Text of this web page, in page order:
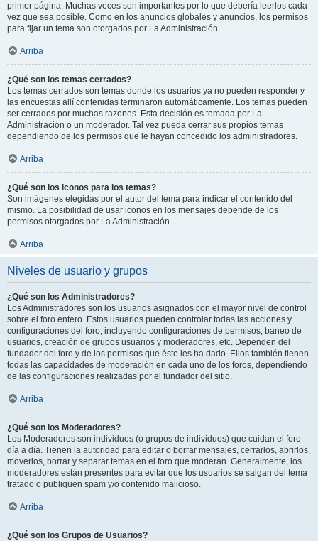
primer página. Muchas veces son importantes por lo que debería leerlos cada
vez que sea posible. Como en los anuncios globales y anuncios, los permisos
para fijar un tema son otorgados por La Administración.
Arriba
¿Qué son los temas cerrados?
Los temas cerrados son temas donde los usuarios ya no pueden responder y
las encuestas allí contenidas terminaron automáticamente. Los temas pueden
ser cerrados por muchas razones. Esta decisión es tomada por La
Administración o un moderador. Tal vez pueda cerrar sus propios temas
dependiendo de los permisos que le hayan concedido los administradores.
Arriba
¿Qué son los iconos para los temas?
Son imágenes elegidas por el autor del tema para indicar el contenido del
mismo. La posibilidad de usar iconos en los mensajes depende de los
permisos otorgados por La Administración.
Arriba
Niveles de usuario y grupos
¿Qué son los Administradores?
Los Administradores son los usuarios asignados con el mayor nivel de control
sobre el foro entero. Estos usuarios pueden controlar todas las acciones y
configuraciones del foro, incluyendo configuraciones de permisos, baneo de
usuarios, creación de grupos usuarios y moderadores, etc. Dependen del
fundador del foro y de los permisos que éste les ha dado. Ellos también tienen
todas las capacidades de moderación en cada uno de los foros, dependiendo
de las configuraciones realizadas por el fundador del sitio.
Arriba
¿Qué son los Moderadores?
Los Moderadores son individuos (o grupos de individuos) que cuidan el foro
día a día. Tienen la autoridad para editar o borrar mensajes, cerrarlos, abrirlos,
moverlos, borrar y separar temas en el foro que moderan. Generalmente, los
moderadores están presentes para evitar que los usuarios se salgan del tema
tratado o publiquen spam y/o contenido malicioso.
Arriba
¿Qué son los Grupos de Usuarios?